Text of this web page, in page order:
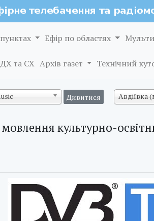
Ефір по областях
та СХ Архів газет Технічний
Авдіївка
культурно-